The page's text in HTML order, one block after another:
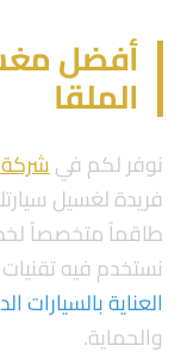
أفضل
الملقا
نوفر لكم فيشركة
فريدة لغسيل
طاقماً متخصصاً
نستخدم فيه
العناية بالسيارات
والحماية.